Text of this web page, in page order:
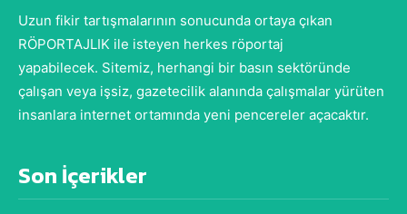
Uzun fikir tartışmalarının sonucunda ortaya çıkan
RÖPORTAJLIK ile isteyen herkes röportaj
yapabilecek. Sitemiz, herhangi bir basın sektöründe
çalışan veya işsiz, gazetecilik alanında çalışmalar yürüten
insanlara internet ortamında yeni pencereler açacaktır.
Son İçerikler